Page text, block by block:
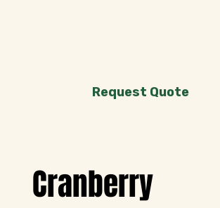
Cranberry
Request Quote